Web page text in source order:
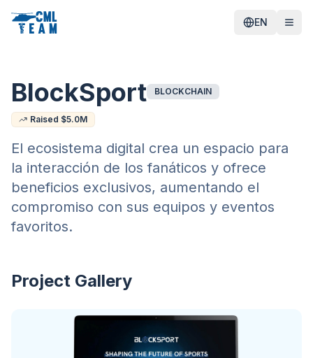
EN
BlockSport BLOCKCHAIN
Raised $5.0M
El ecosistema digital crea un espacio para
la interacción de los fanáticos y ofrece
beneficios exclusivos, aumentando el
compromiso con sus equipos y eventos
favoritos.
Project Gallery